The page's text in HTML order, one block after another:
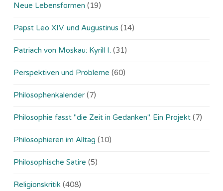
Neue Lebensformen (19)
Papst Leo XIV. und Augustinus (14)
Patriach von Moskau: Kyrill I. (31)
Perspektiven und Probleme (60)
Philosophenkalender (7)
Philosophie fasst "die Zeit in Gedanken". Ein Projekt (7)
Philosophieren im Alltag (10)
Philosophische Satire (5)
Religionskritik (408)